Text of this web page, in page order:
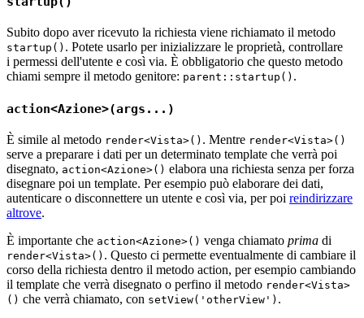
Subito dopo aver ricevuto la richiesta viene richiamato il metodo
startup() . Potete usarlo per inizializzare le proprietà, controllare
i permessi dell'utente e così via. È obbligatorio che questo metodo
chiami sempre il metodo genitore: parent::startup() .
action<Azione>(args...)
È simile al metodo render<Vista>() . Mentre render<Vista>()
serve a preparare i dati per un determinato template che verrà poi
disegnato, action<Azione>() elabora una richiesta senza per forza
disegnare poi un template. Per esempio può elaborare dei dati,
autenticare o disconnettere un utente e così via, per poi reindirizzare
altrove.
È importante che action<Azione>() venga chiamato prima di
render<Vista>() . Questo ci permette eventualmente di cambiare il
corso della richiesta dentro il metodo action, per esempio cambiando
il template che verrà disegnato o perfino il metodo render<Vista>
() che verrà chiamato, con setView('otherView') .